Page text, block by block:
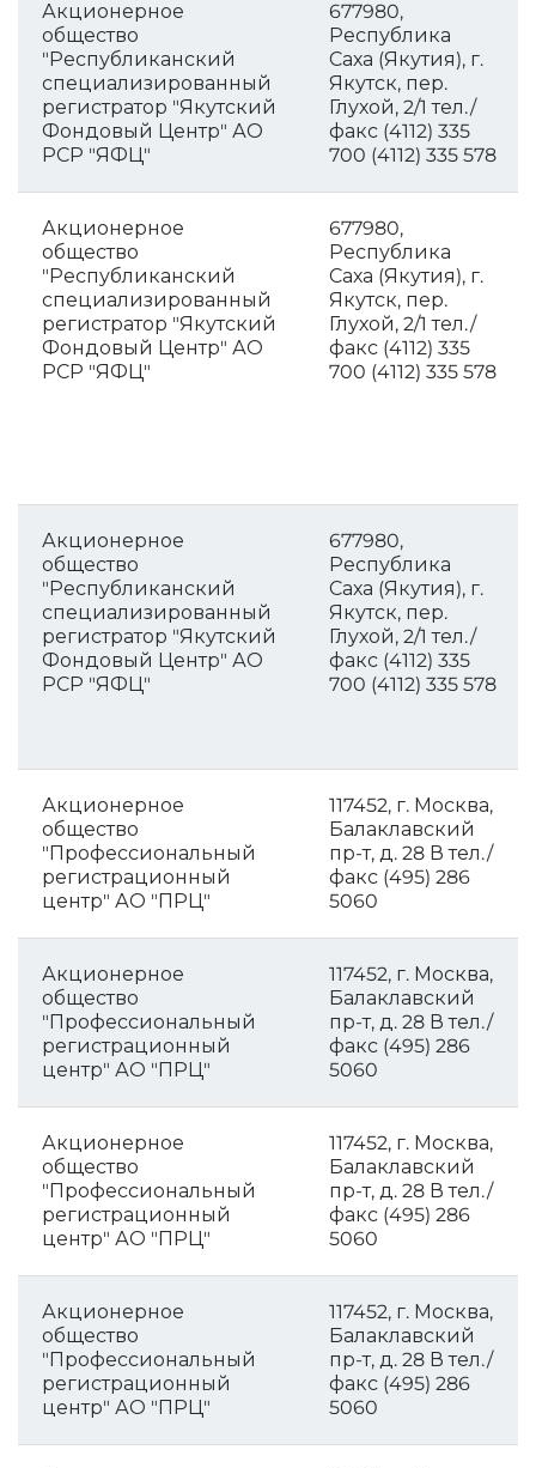
Акционерное
общество
"Республиканский
специализированный
регистратор "Якутский
Фондовый Центр" АО
РСР "ЯФЦ"
677980,
Республика
Саха (Якутия), г.
Якутск, пер.
Глухой, 2/1 тел./
факс (4112) 335
700 (4112) 335 578
Акционерное
общество
"Республиканский
специализированный
регистратор "Якутский
Фондовый Центр" АО
РСР "ЯФЦ"
677980,
Республика
Саха (Якутия), г.
Якутск, пер.
Глухой, 2/1 тел./
факс (4112) 335
700 (4112) 335 578
Акционерное
общество
"Республиканский
специализированный
регистратор "Якутский
Фондовый Центр" АО
РСР "ЯФЦ"
677980,
Республика
Саха (Якутия), г.
Якутск, пер.
Глухой, 2/1 тел./
факс (4112) 335
700 (4112) 335 578
Акционерное
общество
"Профессиональный
регистрационный
центр" АО "ПРЦ"
117452, г. Москва,
Балаклавский
пр-т, д. 28 В тел./
факс (495) 286
5060
Акционерное
общество
"Профессиональный
регистрационный
центр" АО "ПРЦ"
117452, г. Москва,
Балаклавский
пр-т, д. 28 В тел./
факс (495) 286
5060
Акционерное
общество
"Профессиональный
регистрационный
центр" АО "ПРЦ"
117452, г. Москва,
Балаклавский
пр-т, д. 28 В тел./
факс (495) 286
5060
Акционерное
общество
"Профессиональный
регистрационный
центр" АО "ПРЦ"
117452, г. Москва,
Балаклавский
пр-т, д. 28 В тел./
факс (495) 286
5060